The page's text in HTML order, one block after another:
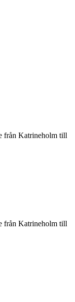
från Katrineholm till
från Katrineholm till